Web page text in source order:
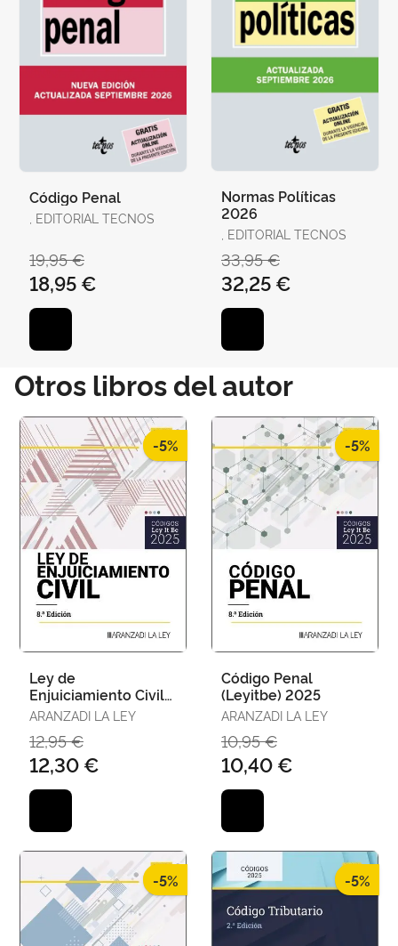
Código Penal
, EDITORIAL TECNOS
19,95 €
18,95 €
Normas Políticas
2026
, EDITORIAL TECNOS
33,95 €
32,25 €
Otros libros del autor
-5%
Ley de
Enjuiciamiento Civil
(Leyitbe) 2025
ARANZADI LA LEY
12,95 €
12,30 €
-5%
Código Penal
(Leyitbe) 2025
ARANZADI LA LEY
10,95 €
10,40 €
-5% -5%